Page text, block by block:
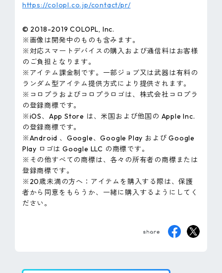
https://colopl.co.jp/contact/pr/
© 2018-2019 COLOPL, Inc.
※画像は開発中のものも含みます。
※対応スマートデバイスの購入および通信料はお客様
のご負担となります。
※アイテム課金制です。一部ジョブ又は武器は有料の
ランダム型アイテム提供方式により提供されます。
※コロプラおよびコロプラロゴは、株式会社コロプラ
の登録商標です。
※iOS、App Store は、米国および他国の Apple Inc.
の登録商標です。
※Android 、Google、Google Play および Google
Play ロゴは Google LLC の商標です。
※その他すべての商標は、各々の所有者の商標または
登録商標です。
※20歳未満の方へ：アイテムを購入する際は、保護
者から同意をもらうか、一緒に購入するようにしてく
ださい。